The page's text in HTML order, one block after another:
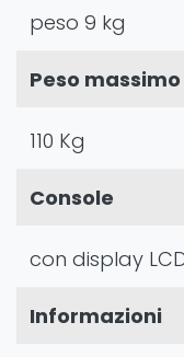
peso 9 kg
Peso
110 Kg
Console
con display
Informazioni